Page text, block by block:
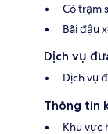
Có trạm
Bãi đậu
Dịch vụ
Dịch vụ
Thông tin
Khu vực